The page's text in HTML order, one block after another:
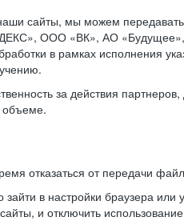
сайты, мы можем
ООО «ВК», АО
в рамках исполнения
за действия
отказаться от передачи
в настройки браузера или
и отключить